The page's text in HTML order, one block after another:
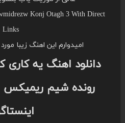
Konj Otagh 3 With Direct
Links
امیدوارم این اهنگ زیبا
دانلود اهنگ یه کاری
رونده شیم